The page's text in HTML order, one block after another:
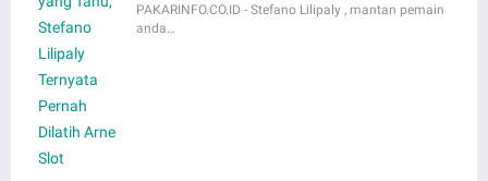
PAKARINFO.CO.ID - Stefano Lilipaly , mantan pemain
anda…